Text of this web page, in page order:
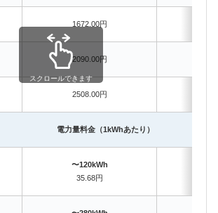
1672.00円
2090.00円
2508.00円
電力量料金（1kWhあたり）
〜120kWh
35.68円
スクロールできます